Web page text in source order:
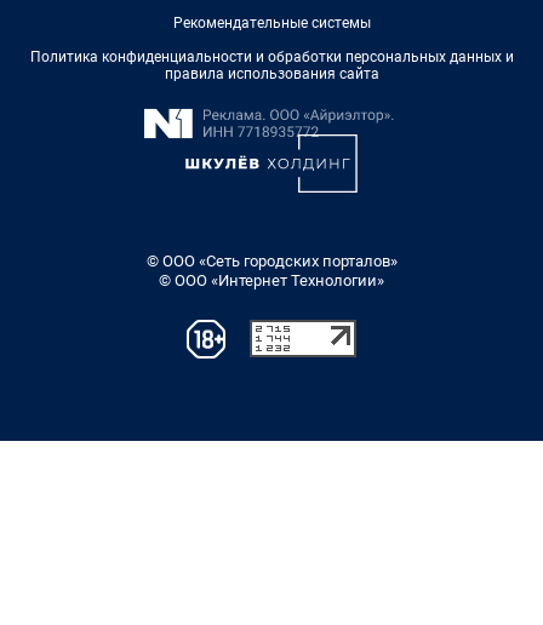
Рекомендательные системы
Политика конфиденциальности и обработки персональных данных и
правила использования сайта
© ООО «Сеть городских порталов»
© ООО «Интернет Технологии»